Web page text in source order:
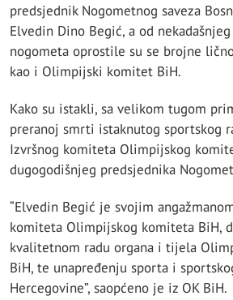
predsjednik Nogometnog saveza
Elvedin Dino Begić, a od
nogometa oprostile su se brojne
kao i Olimpijski komitet BiH.
Kako su istakli, sa velikom tugom
preranoj smrti istaknutog sportskog
Izvršnog komiteta Olimpijskog
dugogodišnjeg predsjednika
“Elvedin Begić je svojim
komiteta Olimpijskog komiteta BiH,
kvalitetnom radu organa i tijela
BiH, te unapređenju sporta i
Hercegovine”, saopćeno je iz OK BiH.